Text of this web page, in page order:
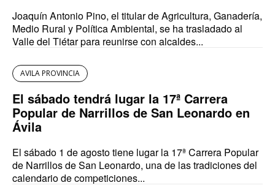
Joaquín Antonio Pino, el titular de Agricultura, Ganadería,
Medio Rural y Política Ambiental, se ha trasladado al
Valle del Tiétar para reunirse con alcaldes...
AVILA PROVINCIA
El sábado tendrá lugar la 17ª Carrera
Popular de Narrillos de San Leonardo en
Ávila
El sábado 1 de agosto tiene lugar la 17ª Carrera Popular
de Narrillos de San Leonardo, una de las tradiciones del
calendario de competiciones...